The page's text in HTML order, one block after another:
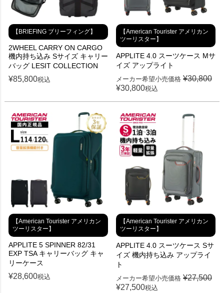
【BRIEFING ブリーフィング】
2WHEEL CARRY ON CARGO
機内持ち込み Sサイズ キャリー
バッグ LESIT COLLECTION
¥85,800税込
【American Tourister アメリカン
ツーリスター】
APPLITE 4.0 スーツケース Mサ
イズ アップライト
メーカー希望小売価格 ¥30,800
¥30,800税込
【American Tourister アメリカン
ツーリスター】
APPLITE 5 SPINNER 82/31
EXP TSA キャリーバッグ キャ
リーケース
¥28,600税込
【American Tourister アメリカン
ツーリスター】
APPLITE 4.0 スーツケース Sサ
イズ 機内持ち込み アップライ
ト
メーカー希望小売価格 ¥27,500
¥27,500税込